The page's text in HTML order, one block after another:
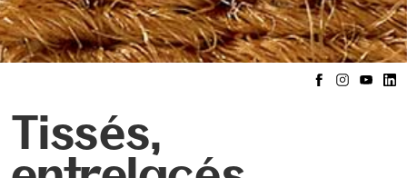
Tissés,